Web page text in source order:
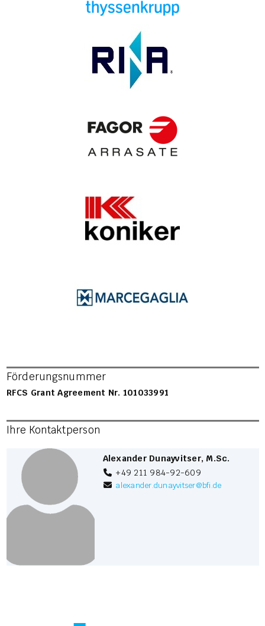
Förderungsnummer
RFCS Grant Agreement Nr. 101033991
Ihre Kontaktperson
Alexander Dunayvitser, M.Sc.
+49 211 984-92-609
alexander.dunayvitser@bfi.de